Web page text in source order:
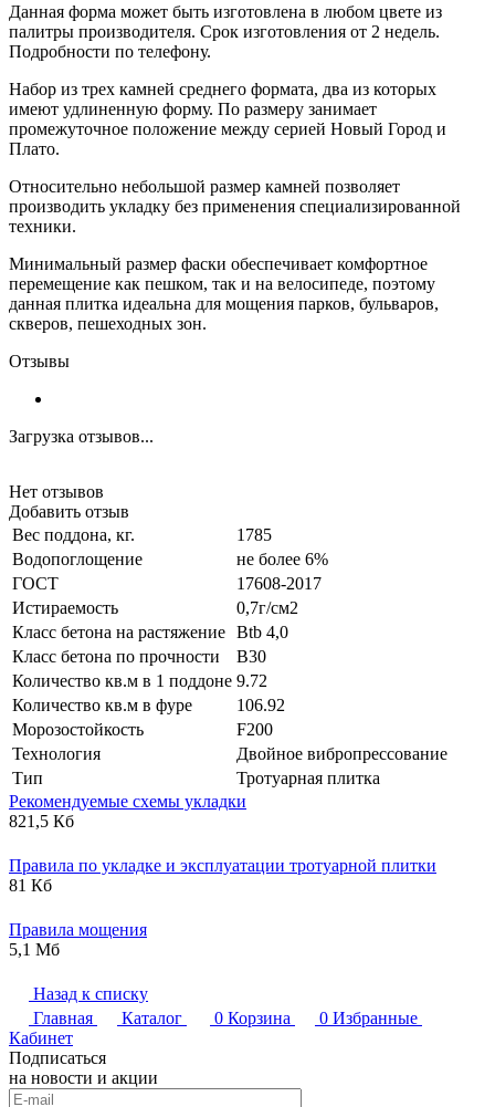
Данная форма может быть изготовлена в любом цвете из
палитры производителя. Срок изготовления от 2 недель.
Подробности по телефону.
Набор из трех камней среднего формата, два из которых
имеют удлиненную форму. По размеру занимает
промежуточное положение между серией Новый Город и
Плато.
Относительно небольшой размер камней позволяет
производить укладку без применения специализированной
техники.
Минимальный размер фаски обеспечивает комфортное
перемещение как пешком, так и на велосипеде, поэтому
данная плитка идеальна для мощения парков, бульваров,
скверов, пешеходных зон.
Отзывы
Загрузка отзывов...
Нет отзывов
Добавить отзыв
Вес поддона, кг.
1785
Водопоглощение
не более 6%
ГОСТ
17608-2017
Истираемость
0,7г/см2
Класс бетона на растяжение Btb 4,0
Класс бетона по прочности
B30
Количество кв.м в 1 поддоне 9.72
Количество кв.м в фуре
106.92
Морозостойкость
F200
Технология
Двойное вибропрессование
Тип
Тротуарная плитка
Рекомендуемые схемы укладки
821,5 Кб
Правила по укладке и эксплуатации тротуарной плитки
81 Кб
Правила мощения
5,1 Мб
Назад к списку
Главная
Каталог 0 Корзина 0 Избранные
Кабинет
Подписаться
на новости и акции